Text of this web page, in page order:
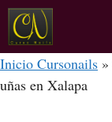
Inicio Cursonails »
uñas en Xalapa